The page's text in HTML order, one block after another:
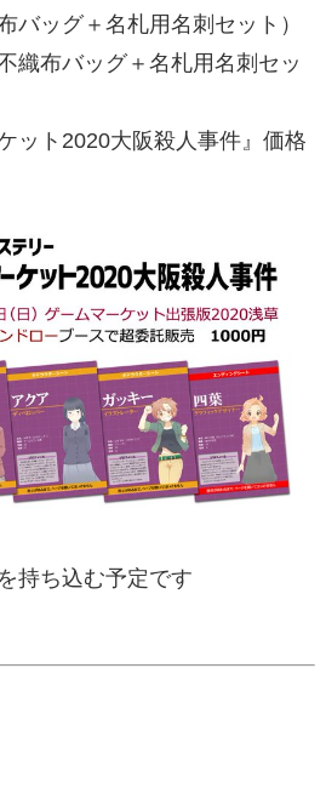
バッグ＋名札用名刺セット）
織布バッグ＋名札用名刺セッ
ット2020大阪殺人事件』価格
持ち込む予定です